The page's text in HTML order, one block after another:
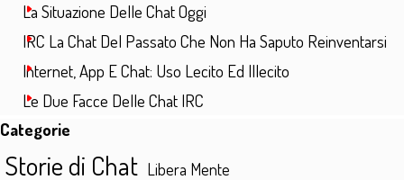
La Situazione Delle Chat Oggi
IRC La Chat Del Passato Che Non Ha Saputo Reinventarsi
Internet, App E Chat: Uso Lecito Ed Illecito
Le Due Facce Delle Chat IRC
Salta blocco Categorie
Categorie
Storie di Chat Libera Mente